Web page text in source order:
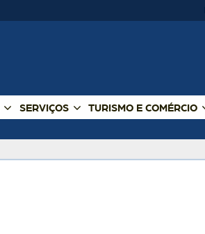
SERVIÇOS TURISMO E COMÉRCIO